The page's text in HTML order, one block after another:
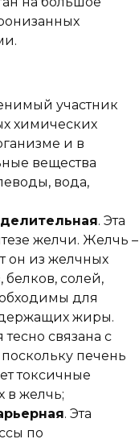
участник
химических
и в
вещества
вода,
. Эта
желчи. Желчь –
он из желчных
белков, солей,
для
жиры.
связана с
печень
токсичные
в желчь;
. Эта
по